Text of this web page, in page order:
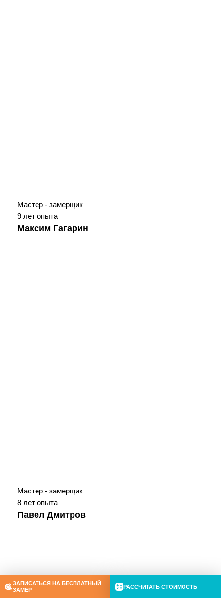
Мастер - замерщик
9 лет опыта
Максим Гагарин
Мастер - замерщик
8 лет опыта
Павел Дмитров
ЗАПИСАТЬСЯ НА БЕСПЛАТНЫЙ
ЗАМЕР
РАССЧИТАТЬ СТОИМОСТЬ